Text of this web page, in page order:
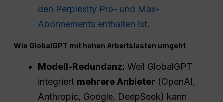
den Perplexity Pro- und Max-
Abonnements enthalten ist.
Wie GlobalGPT mit hohen Arbeitslasten umgeht
Modell-Redundanz: Weil GlobalGPT
integriert mehrere Anbieter (OpenAI,
Anthropic, Google, DeepSeek) kann